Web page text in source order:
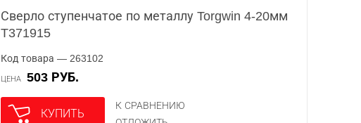
Сверло ступенчатое по металлу Torgwin 4-20мм
T371915
Код товара — 263102
ЦЕНА 503 РУБ.
КУПИТЬ
К СРАВНЕНИЮ